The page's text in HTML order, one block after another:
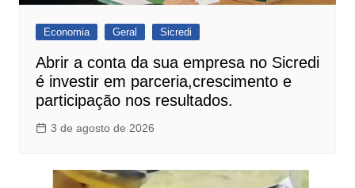
Economia Geral Sicredi
Abrir a conta da sua empresa no Sicredi
é investir em parceria,crescimento e
participação nos resultados.
3 de agosto de 2026